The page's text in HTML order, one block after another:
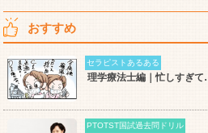
おすすめ
セラピストあるある
理学療法士編｜忙しすぎ
PTOTST国試過去問ドリル